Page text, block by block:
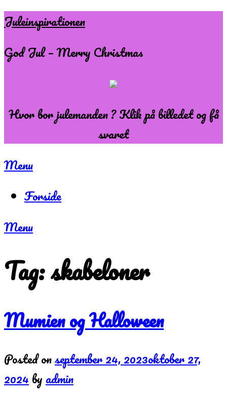
Skip
content
Juleinspirationen
God Jul – Merry Christmas
Hvor bor julemanden ? Klik på billedet og få
svaret
Menu
Forside
Menu
Tag:skabeloner
Mumien og Halloween
Posted onseptember 24, 2023oktober 27,
2024 by admin